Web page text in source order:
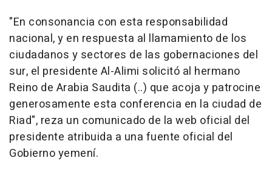
"En consonancia con esta responsabilidad
nacional, y en respuesta al llamamiento de los
ciudadanos y sectores de las gobernaciones del
sur, el presidente Al-Alimi solicitó al hermano
Reino de Arabia Saudita (..) que acoja y patrocine
generosamente esta conferencia en la ciudad de
Riad", reza un comunicado de la web oficial del
presidente atribuida a una fuente oficial del
Gobierno yemení.